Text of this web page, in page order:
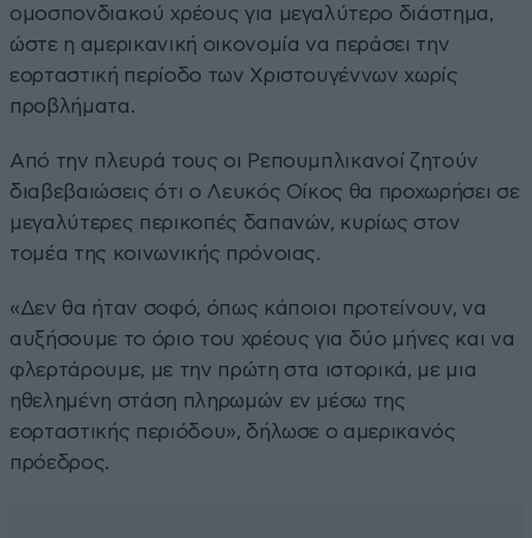
ομοσπονδιακού χρέους για μεγαλύτερο διάστημα,
ώστε η αμερικανική οικονομία να περάσει την
εορταστική περίοδο των Χριστουγέννων χωρίς
προβλήματα.
Από την πλευρά τους οι Ρεπουμπλικανοί ζητούν
διαβεβαιώσεις ότι ο Λευκός Οίκος θα προχωρήσει σε
μεγαλύτερες περικοπές δαπανών, κυρίως στον
τομέα της κοινωνικής πρόνοιας.
«Δεν θα ήταν σοφό, όπως κάποιοι προτείνουν, να
αυξήσουμε το όριο του χρέους για δύο μήνες και να
φλερτάρουμε, με την πρώτη στα ιστορικά, με μια
ηθελημένη στάση πληρωμών εν μέσω της
εορταστικής περιόδου», δήλωσε ο αμερικανός
πρόεδρος.